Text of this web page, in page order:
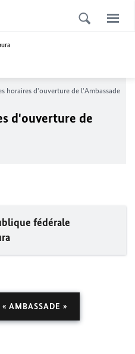
horaires d'ouverture de l'Ambassade
d'ouverture de
fédérale
AMBASSADE »